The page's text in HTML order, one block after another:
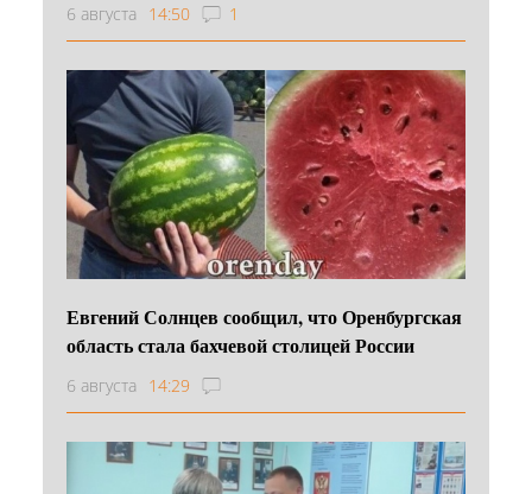
6 августа 14:50 1
Евгений Солнцев сообщил, что Оренбургская
область стала бахчевой столицей России
6 августа 14:29